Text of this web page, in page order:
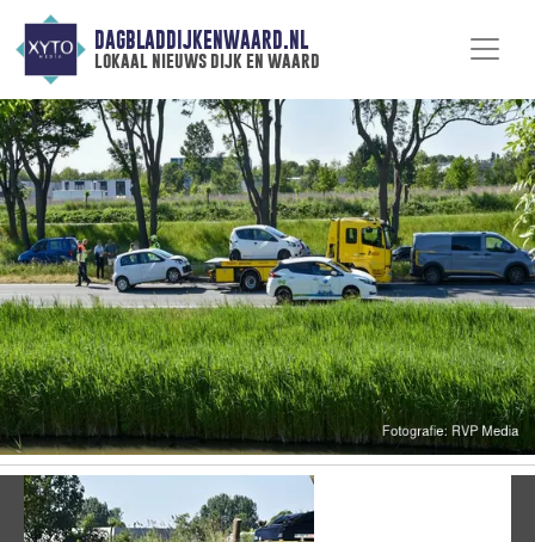
DAGBLADDIJKENWAARD.NL
lokaal nieuws dijk en waard